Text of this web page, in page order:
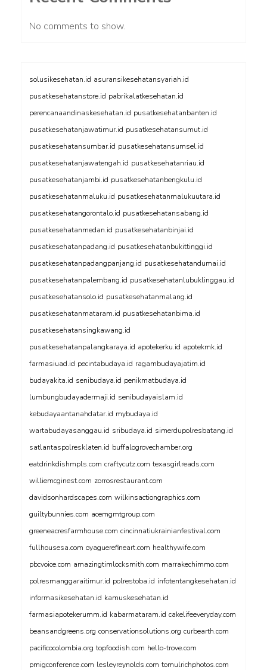
No comments to show.
solusikesehatan.id asuransikesehatansyariah.id
pusatkesehatanstore.id pabrikalatkesehatan.id
perencanaandinaskesehatan.id pusatkesehatanbanten.id
pusatkesehatanjawatimur.id pusatkesehatansumut.id
pusatkesehatansumbar.id pusatkesehatansumsel.id
pusatkesehatanjawatengah.id pusatkesehatanriau.id
pusatkesehatanjambi.id pusatkesehatanbengkulu.id
pusatkesehatanmaluku.id pusatkesehatanmalukuutara.id
pusatkesehatangorontalo.id pusatkesehatansabang.id
pusatkesehatanmedan.id pusatkesehatanbinjai.id
pusatkesehatanpadang.id pusatkesehatanbukittinggi.id
pusatkesehatanpadangpanjang.id pusatkesehatandumai.id
pusatkesehatanpalembang.id pusatkesehatanlubuklinggau.id
pusatkesehatansolo.id pusatkesehatanmalang.id
pusatkesehatanmataram.id pusatkesehatanbima.id
pusatkesehatansingkawang.id
pusatkesehatanpalangkaraya.id apotekerku.id apotekmk.id
farmasiuad.id pecintabudaya.id ragambudayajatim.id
budayakita.id senibudaya.id penikmatbudaya.id
lumbungbudayadermaji.id senibudayaislam.id
kebudayaantanahdatar.id mybudaya.id
wartabudayasanggau.id sribudaya.id simerdupolresbatang.id
satlantaspolresklaten.id buffalogrovechamber.org
eatdrinkdishmpls.com craftycutz.com texasgirlreads.com
williemcginest.com zorrosrestaurant.com
davidsonhardscapes.com wilkinsactiongraphics.com
guiltybunnies.com acemgmtgroup.com
greeneacresfarmhouse.com cincinnatiukrainianfestival.com
fullhousesa.com oyaguerefineart.com healthywife.com
pbcvoice.com amazingtimlocksmith.com marrakechimmo.com
polresmanggaraitimur.id polrestoba.id infotentangkesehatan.id
informasikesehatan.id kamuskesehatan.id
farmasiapotekerumm.id kabarmataram.id cakelifeeveryday.com
beansandgreens.org conservationsolutions.org curbearth.com
pacificocolombia.org topfoodish.com hello-trove.com
pmigconference.com lesleyreynolds.com tomulrichphotos.com